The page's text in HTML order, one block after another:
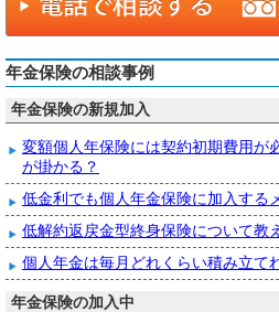
年金保険の相談事例
年金保険の新規加入
変額個人年保険には契約初期費用が
が掛かる？
低金利でも個人年金保険に加入する
低解約返戻金型終身保険について教
個人年金は毎月どれくらい積み立て
年金保険の加入中